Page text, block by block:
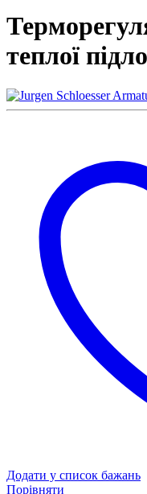
теплої
Додати у список бажань
Порівняти